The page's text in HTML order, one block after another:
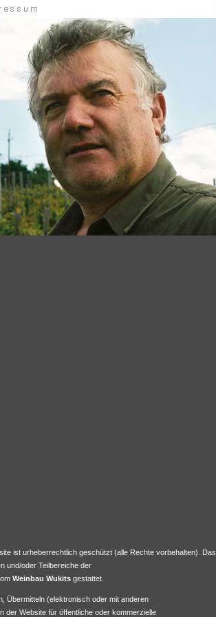
ist urheberrechtlich geschützt (alle Rechte vorbehalten). Das
und/oder Teilbereiche der
Weinbau Wukits gestattet.
Übermitteln (elektronisch oder mit anderen
der Website für öffentliche oder kommerzielle